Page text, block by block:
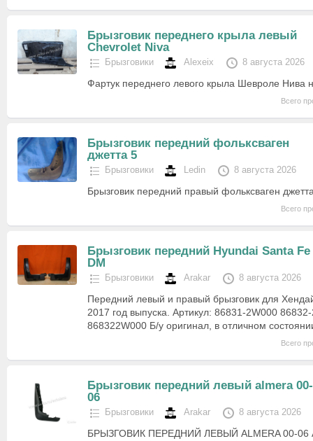
Брызговик переднего крыла левый
Chevrolet Niva
Брызговики Alexeix 8 августа 2026
Фартук переднего левого крыла Шевроле Нива
Всего
Брызговик передний фольксваген
джетта 5
Брызговики Ledin 8 августа 2026
Брызговик передний правый фольксваген
Всего
Брызговик передний Hyundai Santa Fe
DM
Брызговики Arakar 8 августа 2026
Передний левый и правый брызговик для
2017 год выпуска. Артикул: 86831-2W000
868322W000 Б/у оригинал, в отличном
Всего
Брызговик передний левый almera 00-
06
Брызговики Arakar 8 августа 2026
БРЫЗГОВИК ПЕРЕДНИЙ ЛЕВЫЙ ALMERA 00-